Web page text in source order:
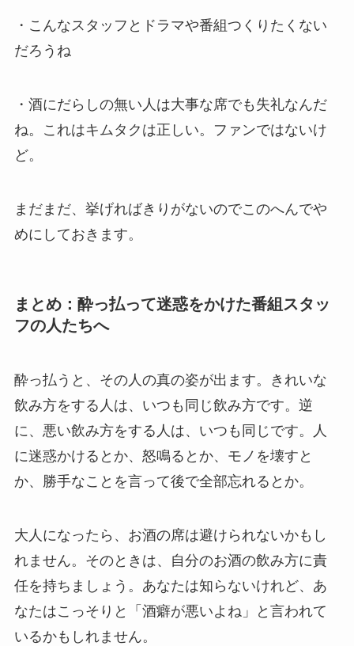
・こんなスタッフとドラマや番組つくりたくない
だろうね
・酒にだらしの無い人は大事な席でも失礼なんだ
ね。これはキムタクは正しい。ファンではないけ
ど。
まだまだ、挙げればきりがないのでこのへんでや
めにしておきます。
まとめ：酔っ払って迷惑をかけた番組スタッ
フの人たちへ
酔っ払うと、その人の真の姿が出ます。きれいな
飲み方をする人は、いつも同じ飲み方です。逆
に、悪い飲み方をする人は、いつも同じです。人
に迷惑かけるとか、怒鳴るとか、モノを壊すと
か、勝手なことを言って後で全部忘れるとか。
大人になったら、お酒の席は避けられないかもし
れません。そのときは、自分のお酒の飲み方に責
任を持ちましょう。あなたは知らないけれど、あ
なたはこっそりと「酒癖が悪いよね」と言われて
いるかもしれません。